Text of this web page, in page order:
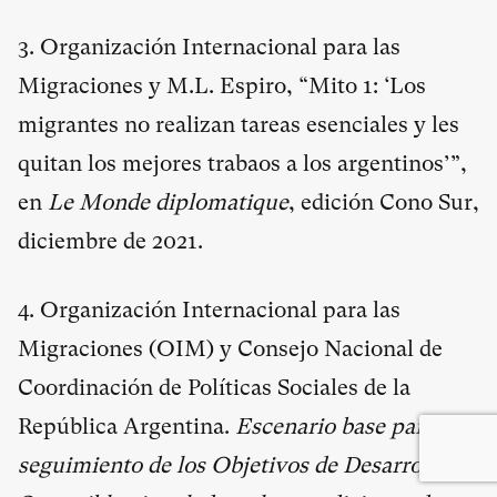
3. Organización Internacional para las
Migraciones y M.L. Espiro, “Mito 1: ‘Los
migrantes no realizan tareas esenciales y les
quitan los mejores trabaos a los argentinos’”,
en Le Monde diplomatique, edición Cono Sur,
diciembre de 2021.
4. Organización Internacional para las
Migraciones (OIM) y Consejo Nacional de
Coordinación de Políticas Sociales de la
República Argentina. Escenario base para el
seguimiento de los Objetivos de Desarrollo